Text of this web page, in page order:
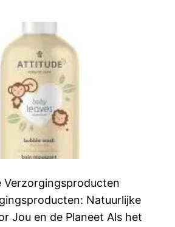
Verzorgingsproducten
Natuurlijke
Jou en de Planeet Als het